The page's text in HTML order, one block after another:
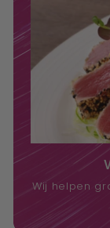
Wij helpen